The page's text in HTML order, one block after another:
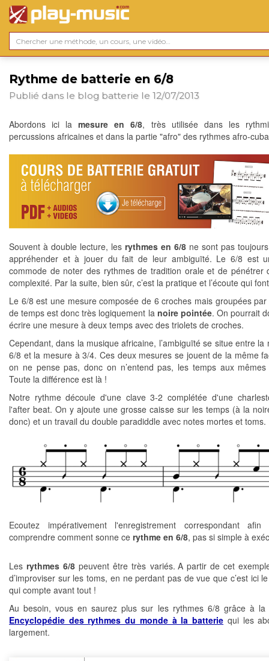
Rythme de batterie en 6/8
Publié dans le blog batterie le 12/07/2013
Abordons ici lamesure en 6/8, très utilisée dans les
percussions africaines et dans la partie "afro" des rythmes afro-
Souvent à double lecture, les rythmes en 6/8 ne sont pas
appréhender et à jouer du fait de leur ambiguïté. Le 6/8 est
commode de noter des rythmes de tradition orale et de pénétrer
complexité. Par la suite, bien sûr, c’est la pratique et l’écoute qui
Le 6/8 est une mesure composée de 6 croches mais groupées par
de temps est donc très logiquement la noire pointée. On pourrait
écrire une mesure à deux temps avec des triolets de croches.
Cependant, dans la musique africaine, l’ambiguïté se situe entre la
6/8 et la mesure à 3/4. Ces deux mesures se jouent de la même
on ne pense pas, donc on n’entend pas, les temps aux mêmes
Toute la différence est là !
Notre rythme découle d'une clave 3-2 complétée d'une
l'after beat. On y ajoute une grosse caisse sur les temps (à la
donc) et un travail du double paradiddle avec notes mortes et toms.
Ecoutez impérativement l'enregistrement correspondant
comprendre comment sonne ce rythme en 6/8, pas si simple à
Les rythmes 6/8 peuvent être très variés. A partir de cet
d’improviser sur les toms, en ne perdant pas de vue que c’est ici
qui compte avant tout !
Au besoin, vous en saurez plus sur les rythmes 6/8 grâce à la
Encyclopédie des rythmes du monde à la batterie qui les
largement.